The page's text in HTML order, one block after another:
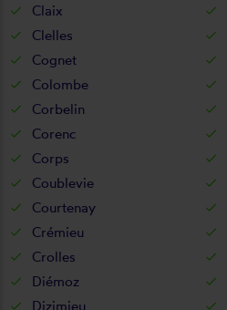
Claix
Clelles
Cognet
Colombe
Corbelin
Corenc
Corps
Coublevie
Courtenay
Crémieu
Crolles
Diémoz
Dizimieu